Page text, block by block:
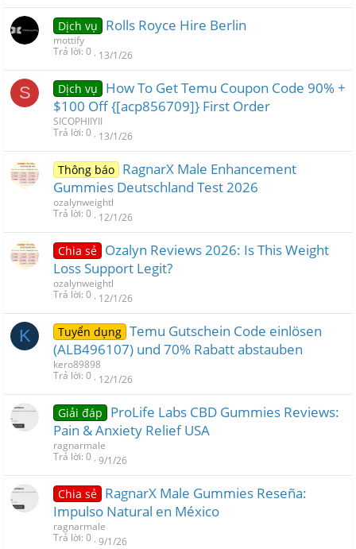
Dịch vụ Rolls Royce Hire Berlin
mottify
Trả lời 0 13/1/26
S Dịch vụ
How To Get Temu Coupon Code 90% +
$100 Off {[acp856709]} First Order
SICOPHIIYII
Trả lời 0 13/1/26
Thông báo RagnarX Male Enhancement
Gummies Deutschland Test 2026
ozalynweightl
Trả lời 0 12/1/26
Chia sẻ Ozalyn Reviews 2026: Is This Weight
Loss Support Legit?
ozalynweightl
Trả lời 0 12/1/26
K Tuyển dụng Temu Gutschein Code einlösen
(ALB496107) und 70% Rabatt abstauben
kero89898
Trả lời 0 12/1/26
Giải đáp
ProLife Labs CBD Gummies Reviews:
Pain & Anxiety Relief USA
ragnarmale
Trả lời 0 9/1/26
Chia sẻ RagnarX Male Gummies Reseña:
Impulso Natural en México
ragnarmale
Trả lời 0 9/1/26